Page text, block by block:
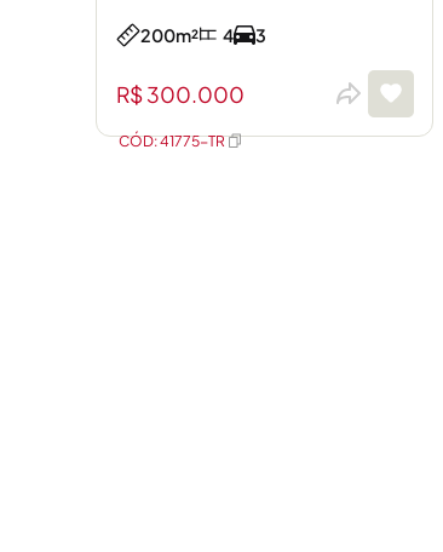
200m² 4 3
R$ 300.000
CÓD: 41775-TR